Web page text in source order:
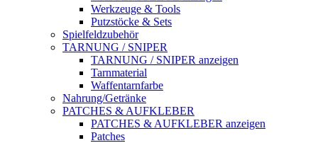
Werkzeuge & Tools
Putzstöcke & Sets
Spielfeldzubehör
TARNUNG / SNIPER
TARNUNG / SNIPER anzeigen
Tarnmaterial
Waffentarnfarbe
Nahrung/Getränke
PATCHES & AUFKLEBER
PATCHES & AUFKLEBER anzeigen
Patches